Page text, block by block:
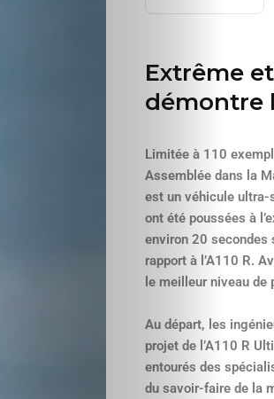
Extrême
démontre
Limitée à 110
Assemblée dans la
est un véhicule ultra-
ont été poussées à
environ 20 secondes
rapport à l’A110 R.
le meilleur niveau
Au départ, les
projet de l’A110 R
entourés des
du savoir-faire de la